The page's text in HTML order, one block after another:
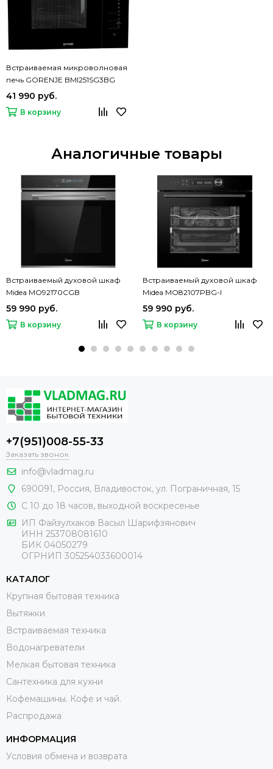
Встраиваемая микроволновая
печь GORENJE BMI251SG3BG
41 990 руб.
В корзину
Аналогичные товары
Встраиваемый духовой шкаф
Midea MO92170CGB
59 990 руб.
В корзину
Встраиваемый духовой шкаф
Midea MO82107PBG-I
59 990 руб.
В корзину
+7(951)008-55-33
Заказать звонок
info@vladmag.ru
690091, Россия, Владивосток, ул. Пограничная, 15
С 10 до 18 часов, выходной воскресенье
ИП Файзулхаков Васыл Шарифзянович
ИНН 253708081610
БИК 04050279
ОГРНИП 305254033600014
КАТАЛОГ
Крупная бытовая техника
Вытяжки
Встраиваемая техника
Водонагреватели
Мелкая бытовая техника
Сантехника для кухни
Кофемашины. Кофе и чай.
Распродажа
ИНФОРМАЦИЯ
Условия обмена и возврата